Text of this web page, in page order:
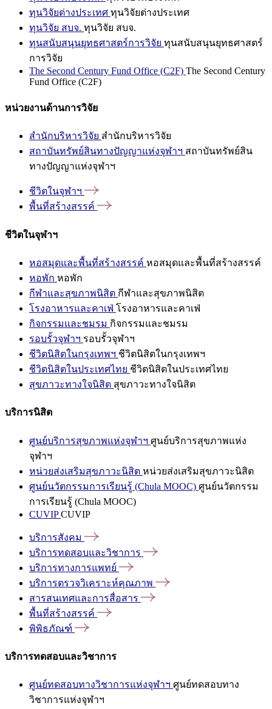
ทุนวิจัยต่างประเทศ ทุนวิจัยต่างประเทศ
ทุนวิจัย สบจ. ทุนวิจัย สบจ.
ทุนสนับสนุนยุทธศาสตร์การวิจัย ทุนสนับสนุนยุทธศาสตร์
การวิจัย
The Second Century Fund Office (C2F) The Second Century
Fund Office (C2F)
หน่วยงานด้านการวิจัย
สำนักบริหารวิจัย สำนักบริหารวิจัย
สถาบันทรัพย์สินทางปัญญาแห่งจุฬาฯ สถาบันทรัพย์สิน
ทางปัญญาแห่งจุฬาฯ
ชีวิตในจุฬาฯ
พื้นที่สร้างสรรค์
ชีวิตในจุฬาฯ
หอสมุดและพื้นที่สร้างสรรค์ หอสมุดและพื้นที่สร้างสรรค์
หอพัก หอพัก
กีฬาและสุขภาพนิสิต กีฬาและสุขภาพนิสิต
โรงอาหารและคาเฟ่ โรงอาหารและคาเฟ่
กิจกรรมและชมรม กิจกรรมและชมรม
รอบรั้วจุฬาฯ รอบรั้วจุฬาฯ
ชีวิตนิสิตในกรุงเทพฯ ชีวิตนิสิตในกรุงเทพฯ
ชีวิตนิสิตในประเทศไทย ชีวิตนิสิตในประเทศไทย
สุขภาวะทางใจนิสิต สุขภาวะทางใจนิสิต
บริการนิสิต
ศูนย์บริการสุขภาพแห่งจุฬาฯ ศูนย์บริการสุขภาพแห่ง
จุฬาฯ
หน่วยส่งเสริมสุขภาวะนิสิต หน่วยส่งเสริมสุขภาวะนิสิต
ศูนย์นวัตกรรมการเรียนรู้ (Chula MOOC) ศูนย์นวัตกรรม
การเรียนรู้ (Chula MOOC)
CUVIPCUVIP
บริการสังคม
บริการทดสอบและวิชาการ
บริการทางการแพทย์
บริการตรวจวิเคราะห์คุณภาพ
สารสนเทศและการสื่อสาร
พื้นที่สร้างสรรค์
พิพิธภัณฑ์
บริการทดสอบและวิชาการ
ศูนย์ทดสอบทางวิชาการแห่งจุฬาฯ ศูนย์ทดสอบทาง
วิชาการแห่งจุฬาฯ